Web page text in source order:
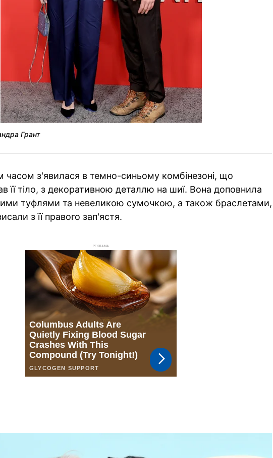
Грант
часом з'явилася в темно-синьому комбінезоні, що
її тіло, з декоративною деталлю на шиї. Вона доповнила
туфлями та невеликою сумочкою, а також браслетами,
з її правого зап'ястя.
РЕКЛАМА